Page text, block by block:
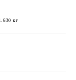
кг